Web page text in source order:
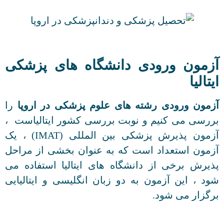
آزمون ورودی دانشگاه های پزشکی
ایتالیا
آزمون ورودی رشته های علوم پزشکی در اروپا را
بررسی می کنیم و نوبت بررسی کشور ایتالیاست ،
آزمون پذیرش پزشکی بین المللی (IMAT) ، یک
آزمون استعداد است که به عنوان بخشی از مراحل
پذیرش برخی از دانشگاه های ایتالیا استفاده می
شود ، این آزمون به دو زبان انگلیسی و ایتالیایی
برگزار می شود.